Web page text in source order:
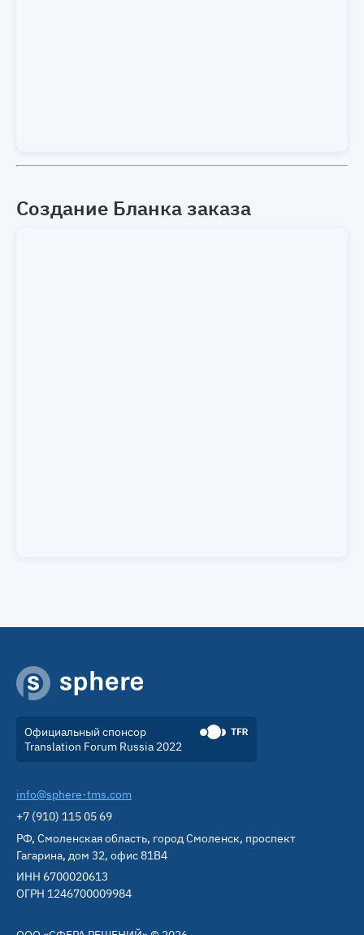
Создание Бланка заказа
Официальный спонсор
Translation Forum Russia 2022
info@sphere-tms.com
+7 (910) 115 05 69
РФ, Смоленская область, город Смоленск, проспект
Гагарина, дом 32, офис 81В4
ИНН 6700020613
ОГРН 1246700009984